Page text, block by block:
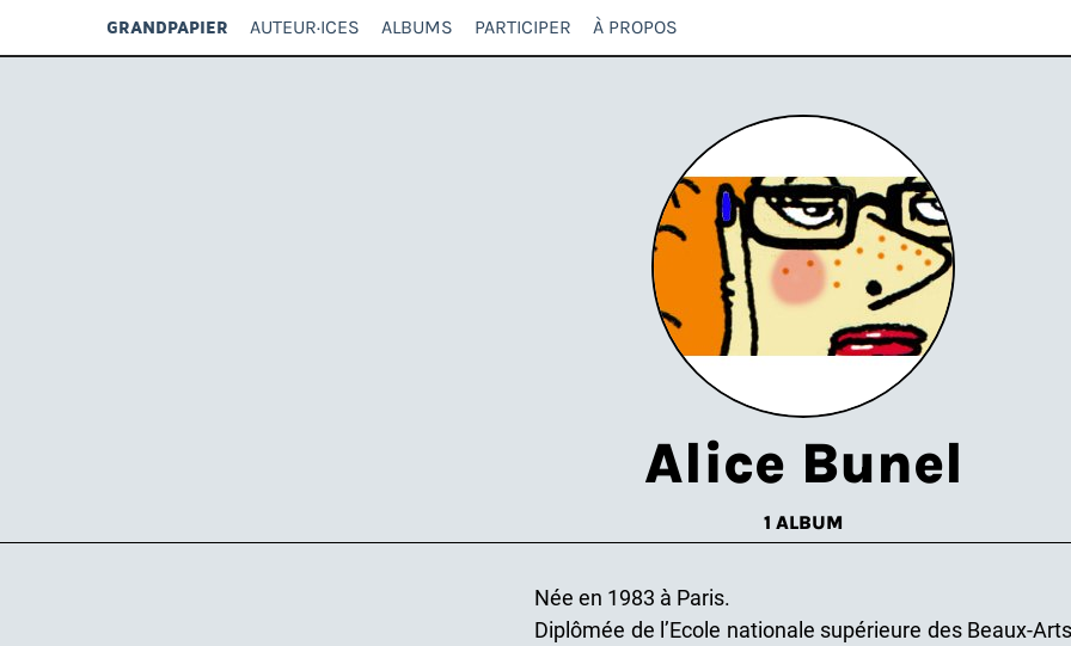
GRANDPAPIER AUTEUR·ICES ALBUMS PARTICIPER À PROPOS
Alice Bunel
1 ALBUM
Née en 1983 à Paris.
Diplômée de l’Ecole nationale supérieure des Beaux-Arts